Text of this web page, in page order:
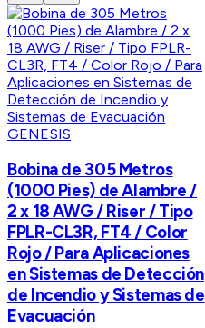
GENESIS
Bobina de 305 Metros
(1000 Pies) de Alambre /
2 x 18 AWG / Riser / Tipo
FPLR-CL3R, FT4 / Color
Rojo / Para Aplicaciones
en Sistemas de Detección
de Incendio y Sistemas de
Evacuación